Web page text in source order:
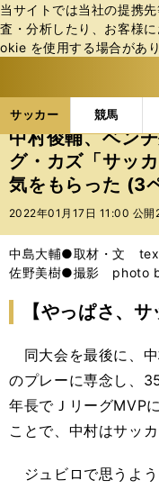
当サイトでは当社の提携
査・分析したり、お客様
okie を使⽤する場合があ
サッカー 競馬
ス
ポ
ル
テ
ー
バ
サッカーの記事
中村俊輔、ベン
グ・カズ「サッ
気をもらった (3
2022年01月17日 11:00 公開
中島大輔●取材・文
佐野美樹●撮影 photo
【やっぱさ、
同大会を最後に、
のプレーに専念し、
年長でＪリーグMVP
ことで、中村はサッ
ジュビロで思うよ